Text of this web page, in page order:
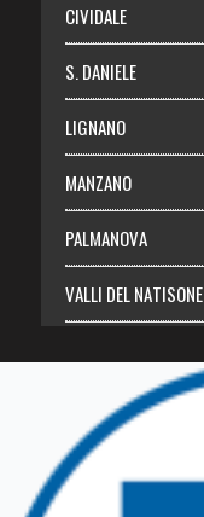
CIVIDALE
S. DANIELE
LIGNANO
MANZANO
PALMANOVA
VALLI DEL NATISONE
TRICESIMO
TARCENTO